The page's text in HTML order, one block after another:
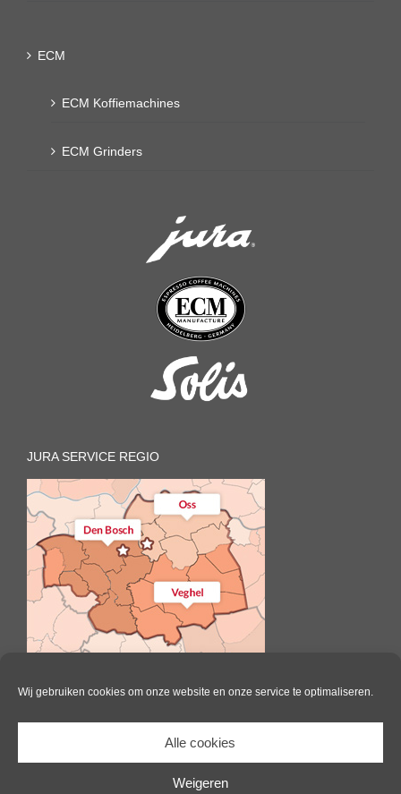
Wij gebruiken cookies om onze website en onze service te optimaliseren.
Alle cookies
Weigeren
ECM
ECM Koffiemachines
ECM Grinders
JURA SERVICE REGIO
Il Caffè | All Rights Reserved |Website door Pink Raven|Algemene
voorwaarden|